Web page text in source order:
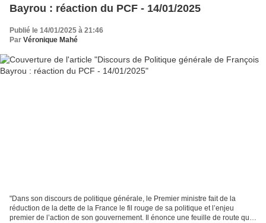
Bayrou : réaction du PCF - 14/01/2025
Publié le 14/01/2025 à 21:46
Par Véronique Mahé
"Dans son discours de politique générale, le Premier ministre fait de la
réduction de la dette de la France le fil rouge de sa politique et l’enjeu
premier de l’action de son gouvernement. Il énonce une feuille de route qui